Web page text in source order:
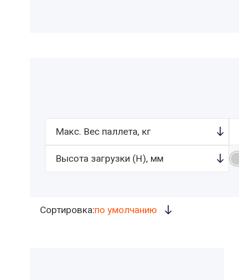
Макс. Вес паллета, кг
Высота загрузки (H), мм
Сортировка:по умолчанию